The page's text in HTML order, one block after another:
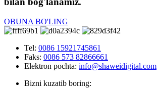
OBUNA BO'LING
Tel: 0086 15921745861
Faks: 0086 573 82866661
Elektron pochta: info@shaweidigital.com
Bizni kuzatib boring: